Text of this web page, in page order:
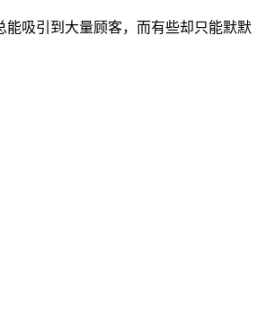
吸引到大量顾客，而有些却只能默默